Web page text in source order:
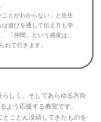
とがわからない」と先生
遊びを通して伝え方も学
「仲間」という感覚は、
れて行きます。
しく、そしてあらゆる方向
よう応援する教室です。
ことん没頭しできたものを